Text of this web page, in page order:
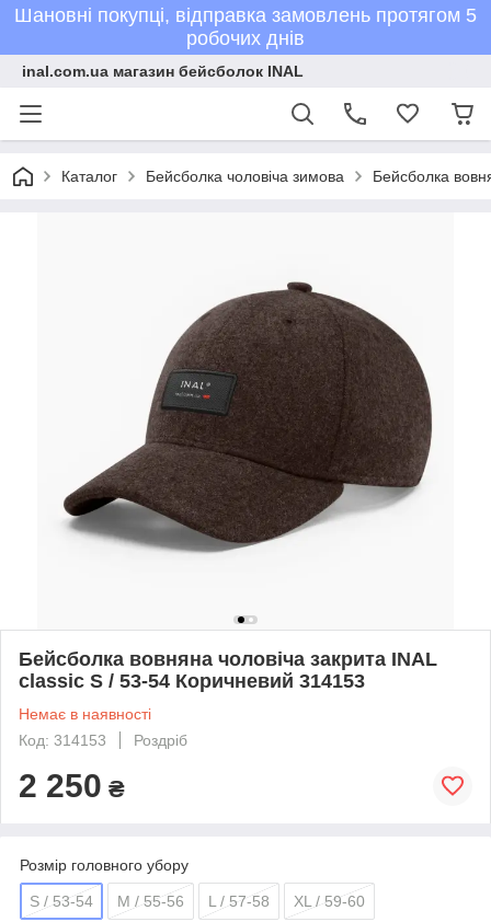
Шановні покупці, відправка замовлень протягом 5
робочих днів
inal.com.ua магазин бейсболок INAL
Каталог Бейсболка чоловіча зимова Бейсболка
Бейсболка вовняна чоловіча закрита INAL
сlassic S / 53-54 Коричневий 314153
Немає в наявності
Код: 314153
Роздріб
2 250 ₴
Розмір головного убору
S / 53-54 M / 55-56 L / 57-58 XL / 59-60